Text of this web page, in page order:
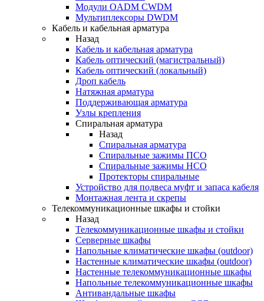
Модули OADM CWDM
Мультиплексоры DWDM
Кабель и кабельная арматура
Назад
Кабель и кабельная арматура
Кабель оптический (магистральный)
Кабель оптический (локальный)
Дроп кабель
Натяжная арматура
Поддерживающая арматура
Узлы крепления
Спиральная арматура
Назад
Спиральная арматура
Спиральные зажимы ПСО
Спиральные зажимы НСО
Протекторы спиральные
Устройство для подвеса муфт и запаса кабеля
Монтажная лента и скрепы
Телекоммуникационные шкафы и стойки
Назад
Телекоммуникационные шкафы и стойки
Серверные шкафы
Напольные климатические шкафы (outdoor)
Настенные климатические шкафы (outdoor)
Настенные телекоммуникационные шкафы
Напольные телекоммуникационные шкафы
Антивандальные шкафы